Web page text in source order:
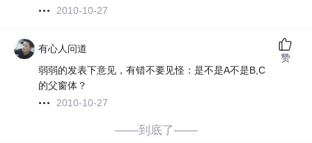
2010-10-27
有心人问道
弱弱的发表下意见，有错不要见怪：是不是A不是B,C
的父窗体？
2010-10-27
赞
——到底了——